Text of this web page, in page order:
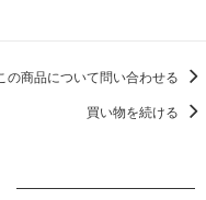
の商品について問い合わせる
買い物を続ける